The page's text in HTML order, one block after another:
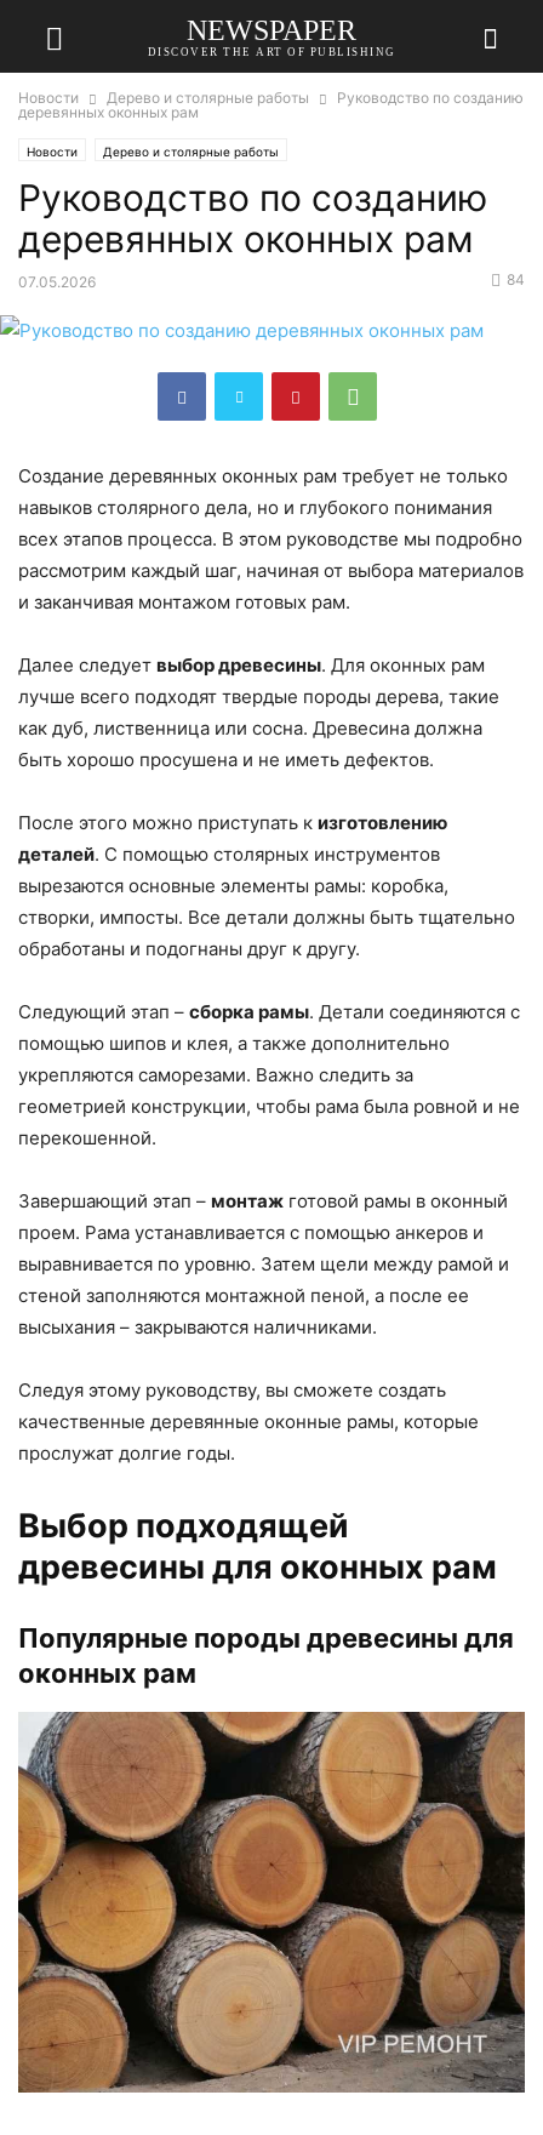
NEWSPAPER
DISCOVER THE ART OF PUBLISHING
Новости Дерево и столярные работы
Руководство по созданию
деревянных оконных рам
Новости Дерево и столярные работы
Руководство по созданию
деревянных оконных рам
07.05.2026 84
Создание деревянных оконных рам требует не только
навыков столярного дела, но и глубокого понимания
всех этапов процесса. В этом руководстве мы подробно
рассмотрим каждый шаг, начиная от выбора материалов
и заканчивая монтажом готовых рам.
Далее следует выбор древесины. Для оконных рам
лучше всего подходят твердые породы дерева, такие
как дуб, лиственница или сосна. Древесина должна
быть хорошо просушена и не иметь дефектов.
После этого можно приступать к изготовлению
деталей. С помощью столярных инструментов
вырезаются основные элементы рамы: коробка,
створки, импосты. Все детали должны быть тщательно
обработаны и подогнаны друг к другу.
Следующий этап – сборка рамы. Детали соединяются с
помощью шипов и клея, а также дополнительно
укрепляются саморезами. Важно следить за
геометрией конструкции, чтобы рама была ровной и не
перекошенной.
Завершающий этап – монтаж готовой рамы в оконный
проем. Рама устанавливается с помощью анкеров и
выравнивается по уровню. Затем щели между рамой и
стеной заполняются монтажной пеной, а после ее
высыхания – закрываются наличниками.
Следуя этому руководству, вы сможете создать
качественные деревянные оконные рамы, которые
прослужат долгие годы.
Выбор подходящей
древесины для оконных рам
Популярные породы древесины для
оконных рам